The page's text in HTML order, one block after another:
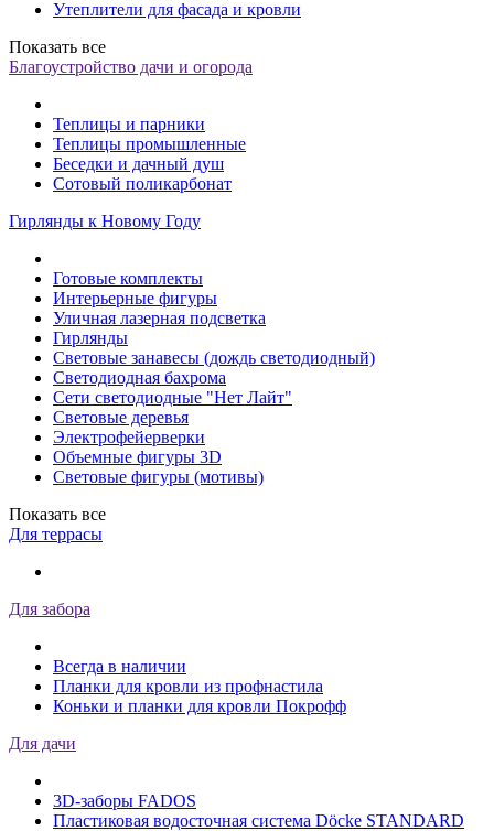
Утеплители для фасада и кровли
Показать все
Благоустройство дачи и огорода
Теплицы и парники
Теплицы промышленные
Беседки и дачный душ
Сотовый поликарбонат
Гирлянды к Новому Году
Готовые комплекты
Интерьерные фигуры
Уличная лазерная подсветка
Гирлянды
Световые занавесы (дождь светодиодный)
Светодиодная бахрома
Сети светодиодные "Нет Лайт"
Световые деревья
Электрофейерверки
Объемные фигуры 3D
Световые фигуры (мотивы)
Показать все
Для террасы
Для забора
Всегда в наличии
Планки для кровли из профнастила
Коньки и планки для кровли Покрофф
Для дачи
3D-заборы FADOS
Пластиковая водосточная система Döcke STANDARD